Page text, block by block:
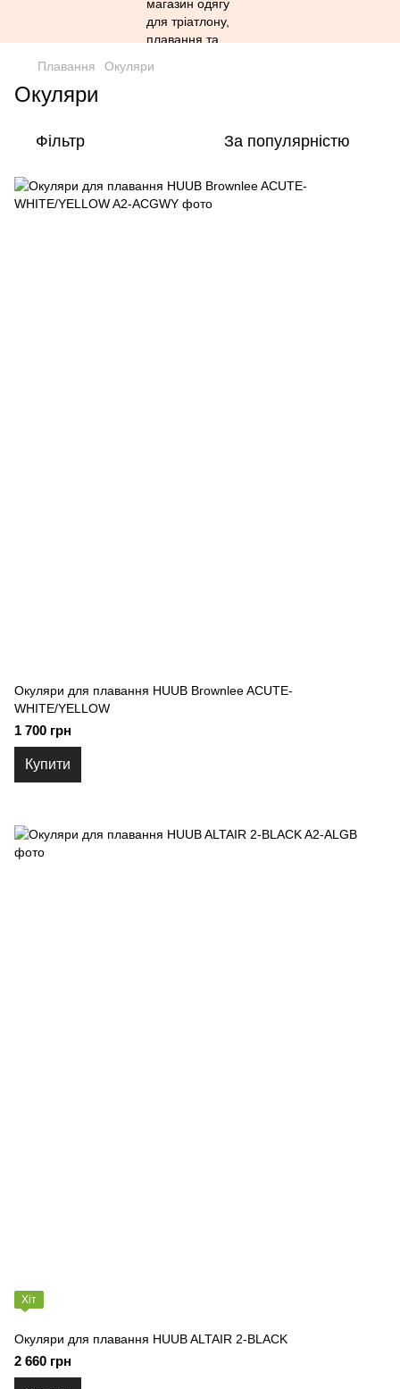
Плавання Окуляри
Окуляри
Фільтр За популярністю
Окуляри для плавання HUUB Brownlee ACUTE-
WHITE/YELLOW
1 700 грн
Купити
Хіт
Окуляри для плавання HUUB ALTAIR 2-BLACK
2 660 грн